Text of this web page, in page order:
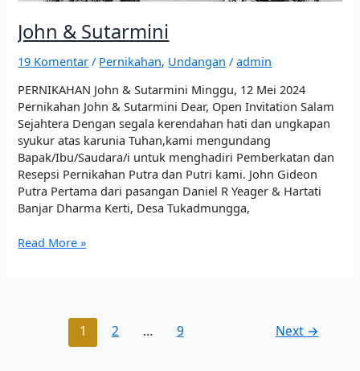
John & Sutarmini
19 Komentar / Pernikahan, Undangan /admin
PERNIKAHAN John & Sutarmini Minggu, 12 Mei 2024
Pernikahan John & Sutarmini Dear, Open Invitation Salam
Sejahtera Dengan segala kerendahan hati dan ungkapan
syukur atas karunia Tuhan,kami mengundang
Bapak/Ibu/Saudara/i untuk menghadiri Pemberkatan dan
Resepsi Pernikahan Putra dan Putri kami. John Gideon
Putra Pertama dari pasangan Daniel R Yeager & Hartati
Banjar Dharma Kerti, Desa Tukadmungga,
Read More »
1 2 … 9 Next →